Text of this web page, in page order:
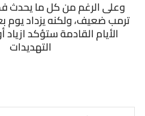
وعلى الرغم من كل ما يحدث
ترمب ضعيف، ولكنه يزداد يوم
الأيام القادمة ستؤكد
التهديدات